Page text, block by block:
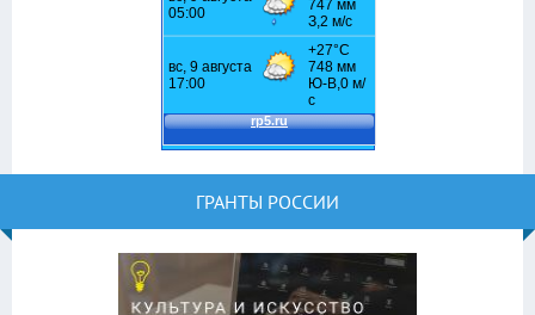
ГРАНТЫ РОССИИ